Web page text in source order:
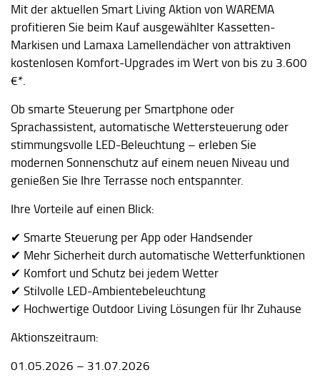
Mit der aktuellen Smart Living Aktion von WAREMA
profitieren Sie beim Kauf ausgewählter Kassetten-
Markisen und Lamaxa Lamellendächer von attraktiven
kostenlosen Komfort-Upgrades im Wert von bis zu 3.600
€*.
Ob smarte Steuerung per Smartphone oder
Sprachassistent, automatische Wettersteuerung oder
stimmungsvolle LED-Beleuchtung – erleben Sie
modernen Sonnenschutz auf einem neuen Niveau und
genießen Sie Ihre Terrasse noch entspannter.
Ihre Vorteile auf einen Blick:
✔ Smarte Steuerung per App oder Handsender
✔ Mehr Sicherheit durch automatische Wetterfunktionen
✔ Komfort und Schutz bei jedem Wetter
✔ Stilvolle LED-Ambientebeleuchtung
✔ Hochwertige Outdoor Living Lösungen für Ihr Zuhause
Aktionszeitraum:
01.05.2026 – 31.07.2026